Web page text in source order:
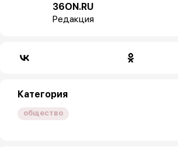
36ON.RU
Редакция
Категория
общество